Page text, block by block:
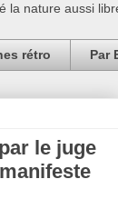
nature aussi
rétro Par
le juge